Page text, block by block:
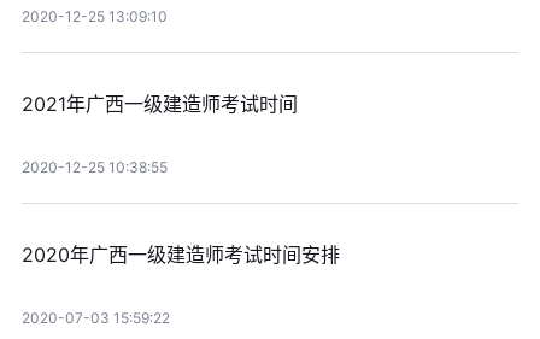
2020-12-25 13:09:10
2021年广西一级建造师考试时间
2020-12-25 10:38:55
2020年广西一级建造师考试时间安排
2020-07-03 15:59:22